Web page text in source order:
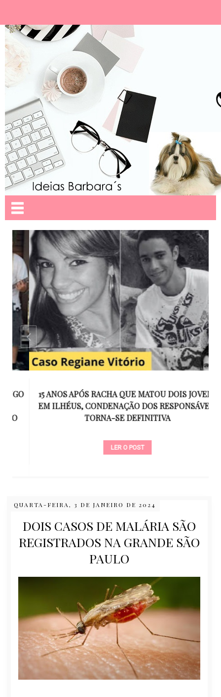
15 ANOS APÓS RACHA QUE MATOU DOIS JOVENS
EM ILHÉUS, CONDENAÇÃO DOS RESPONSÁVEIS
TORNA-SE DEFINITIVA
LER O POST
QUARTA-FEIRA, 3 DE JANEIRO DE 2024
DOIS CASOS DE MALÁRIA SÃO
REGISTRADOS NA GRANDE SÃO
PAULO